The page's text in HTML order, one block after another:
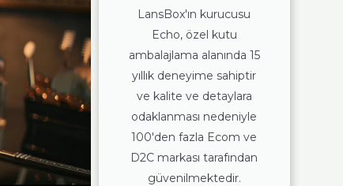
LansBox'ın kurucusu
Echo, özel kutu
ambalajlama alanında 15
yıllık deneyime sahiptir
ve kalite ve detaylara
odaklanması nedeniyle
100'den fazla Ecom ve
D2C markası tarafından
güvenilmektedir.